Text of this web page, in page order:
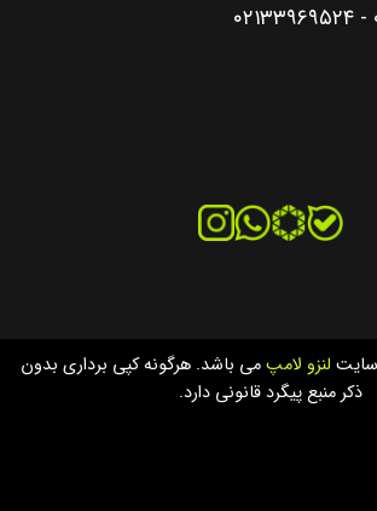
- ۰۲۱۳۳۹۶۹۵۲۴
سایت لنزو لامپمی باشد. هرگونه کپی برداری بدون
ذکر منبع پیگرد قانونی دارد.